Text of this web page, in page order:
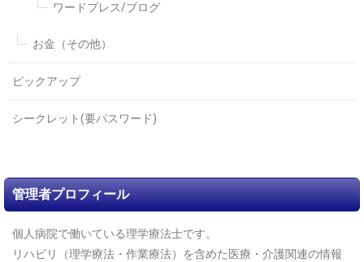
ワードプレス/ブログ
お金（その他）
ピックアップ
シークレット(要パスワード)
管理者プロフィール
個人病院で働いている理学療法士です。
リハビリ（理学療法・作業療法）を含めた医療・介護関連の情報